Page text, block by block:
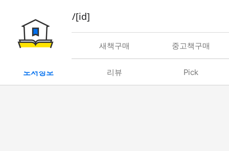
book/rent/[id]
대여 새책구매 중고책구매
도서정보 리뷰 Pick